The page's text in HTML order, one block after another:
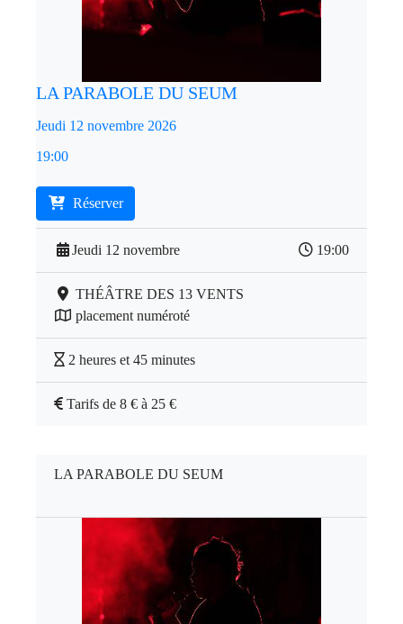
LA PARABOLE DU SEUM
Jeudi 12 novembre 2026
19:00
Réserver
Jeudi 12 novembre 19:00
THÉÂTRE DES 13 VENTS
placement numéroté
2 heures et 45 minutes
Tarifs de 8 € à 25 €
LA PARABOLE DU SEUM